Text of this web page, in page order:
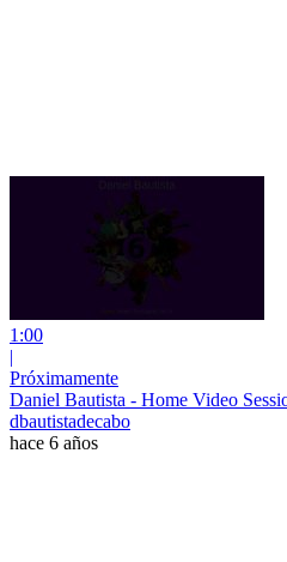
1:00
|
Próximamente
Daniel Bautista - Home Video
dbautistadecabo
hace 6 años